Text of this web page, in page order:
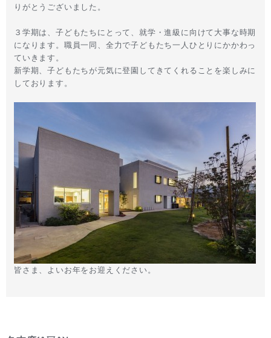
りがとうございました。
３学期は、子どもたちにとって、就学・進級に向けて大事な時期
になります。職員一同、全力で子どもたち一人ひとりにかかわっ
ていきます。
新学期、子どもたちが元気に登園してきてくれることを楽しみに
しております。
皆さま、よいお年をお迎えください。